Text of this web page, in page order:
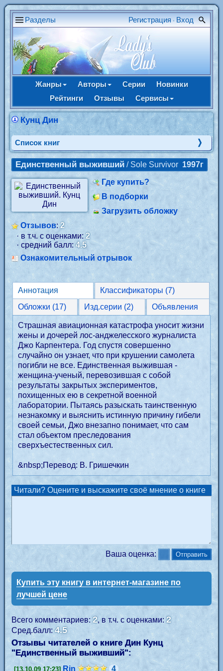
Разделы Регистрация • Вход
Жанры Авторы Серии
Новинки
Рейтинги
Отзывы Сервисы
Кунц Дин
Cписок книг
Единственный выживший / Sole Survivor 1997г
Где купить?
В подборки
Загрузить обложку
Отзывов:2
· в т.ч. с оценками:2
· средний балл:4.5
Ознакомительный отрывок
Аннотация
Классификаторы (7)
Обложки (17)
Изд.серии (2) Объявления
Страшная авиационная катастрофа уносит жизни
жены и дочерей лос-анджелесского журналиста
Джо Карпентера. Год спустя совершенно
случайно он узнает, что при крушении самолета
погибли не все. Единственная выжившая -
женщина-ученый, перевозившая с собой
результаты закрытых экспериментов,
похищенных ею в секретной военной
лаборатории. Пытаясь разыскать таинственную
незнакомку и выяснить истинную причину гибели
своей семьи, Джо внезапно понимает, что сам
стал объектом преследования
сверхъестественных сил.
&nbsp;Перевод: В. Гришечкин
Читали? Оцените и выскажите своё мнение о книге
Ваша оценка:
Купить эту книгу в интернет-магазине по
лучшей цене
Всего комментариев:2, в т.ч. с оценками: 2
Сред.балл:4.5
Отзывы читателей о книге Дин Кунц
"Единственный выживший":
[13.10.09 17:23] Rin 4